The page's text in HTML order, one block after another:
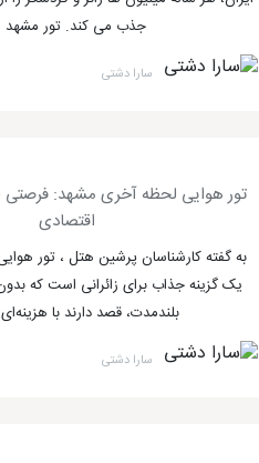
جذب می کند. تور مشهد
سارا دشتی
تور هوایی لحظه آخری مشهد: فرصتی
اقتصادی
به گفته کارشناسان پرشین هتل ، تور
یک گزینه جذاب برای زائرانی است که بدون
بلندمدت، قصد دارند با
سارا دشتی